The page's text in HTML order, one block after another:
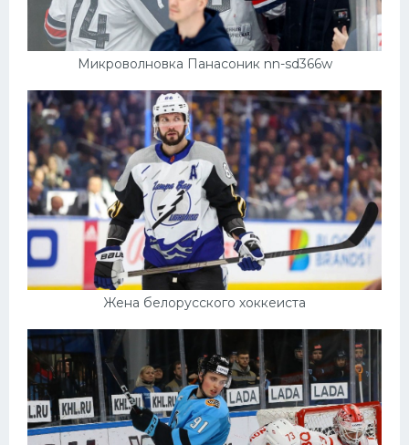
Микроволновка Панасоник nn-sd366w
Жена белорусского хоккеиста